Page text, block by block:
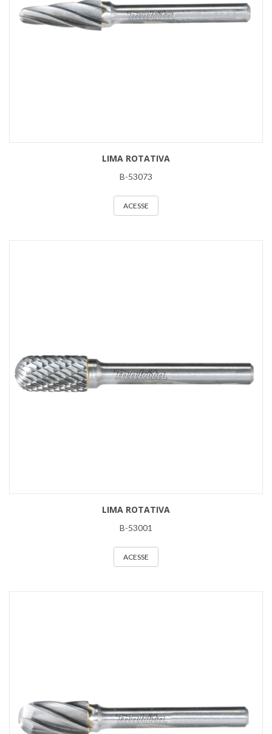
LIMA ROTATIVA
B-53073
ACESSE
LIMA ROTATIVA
B-53001
ACESSE